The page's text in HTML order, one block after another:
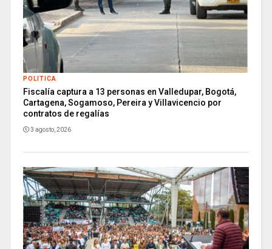
POLITICA
Fiscalía captura a 13 personas en Valledupar, Bogotá,
Cartagena, Sogamoso, Pereira y Villavicencio por
contratos de regalías
3 agosto, 2026